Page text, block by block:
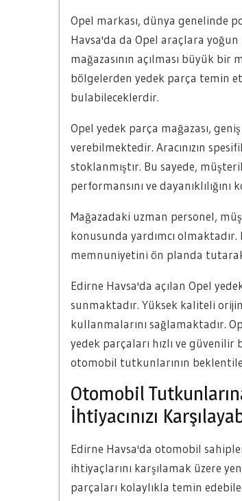
Opel markası, dünya genelinde
Havsa'da da Opel araçlara
mağazasının açılması büyük
bölgelerden yedek parça temin
bulabileceklerdir.
Opel yedek parça mağazası,
verebilmektedir. Aracınızın
stoklanmıştır. Bu sayede,
performansını ve
Mağazadaki uzman personel,
konusunda yardımcı
memnuniyetini ön planda
Edirne Havsa'da açılan Opel
sunmaktadır. Yüksek kaliteli
kullanmalarını sağlamaktadır.
yedek parçaları hızlı ve
otomobil tutkunlarının
Otomobil
İhtiyacınızı
Edirne Havsa'da otomobil
ihtiyaçlarını karşılamak üzere
parçaları kolaylıkla temin